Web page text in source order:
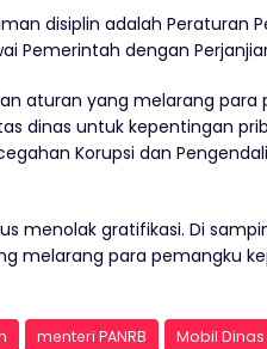
disiplin adalah Peraturan
Pemerintah dengan
aturan yang melarang para
dinas untuk kepentingan
Korupsi dan
menolak gratifikasi. Di
melarang para pemangku
menteri PANRB Mobil Dinas